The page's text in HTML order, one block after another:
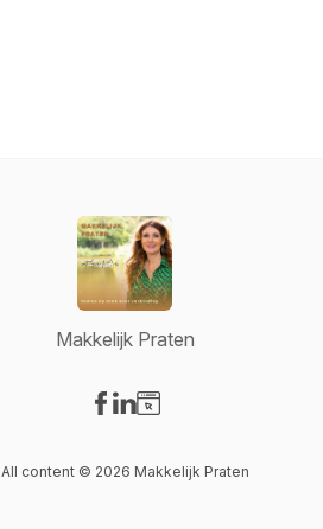
Makkelijk Praten
All content © 2026 Makkelijk Praten